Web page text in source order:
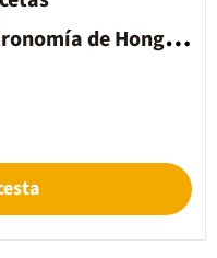
de Hong